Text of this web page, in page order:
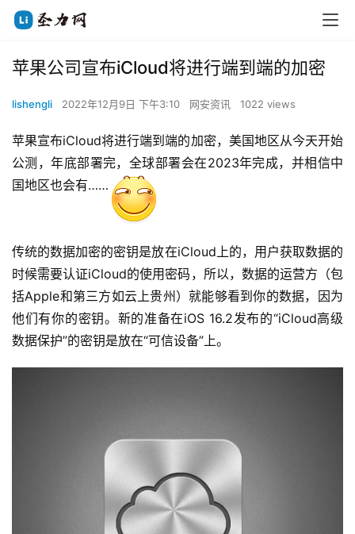
苹果公司宣布iCloud将进行端到端的加密
lishengli 2022年12月9日 下午3:10 网安资讯 1022 views
苹果宣布iCloud将进行端到端的加密，美国地区从今天开始
公测，年底部署完，全球部署会在2023年完成，并相信中
国地区也会有……
传统的数据加密的密钥是放在iCloud上的，用户获取数据的
时候需要认证iCloud的使用密码，所以，数据的运营方（包
括Apple和第三方如云上贵州）就能够看到你的数据，因为
他们有你的密钥。新的准备在iOS 16.2发布的“iCloud高级
数据保护”的密钥是放在“可信设备”上。